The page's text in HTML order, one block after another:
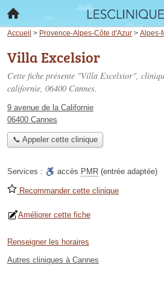
Accueil > Provence-Alpes-Côte d'Azur > Alpes-
Villa Excelsior
Cette fiche présente "Villa Excelsior",
californie, 06400 Cannes.
9 avenue de la Californie
06400 Cannes
📞 Appeler cette clinique
Services : accès PMR (entrée adaptée)
Recommander cette clinique
Améliorer cette fiche
Renseigner les horaires
Autres cliniques à Cannes